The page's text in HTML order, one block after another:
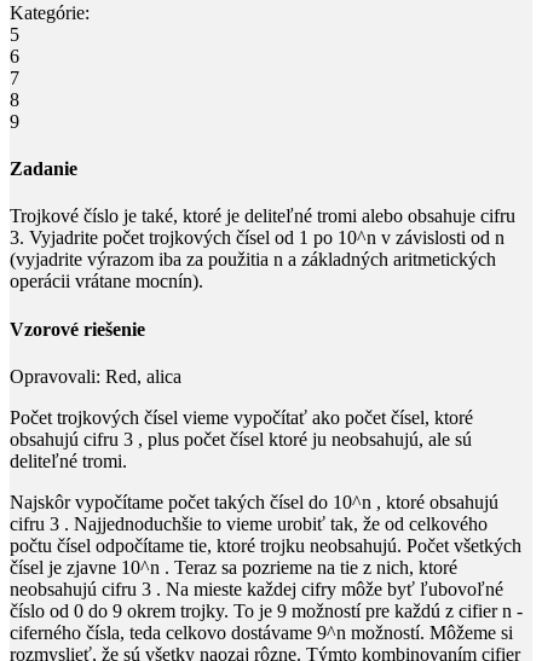
Kategórie:
5
6
7
8
9
Zadanie
Trojkové číslo je také, ktoré je deliteľné tromi alebo obsahuje cifru
3. Vyjadrite počet trojkových čísel od 1 po 10^n v závislosti od n
(vyjadrite výrazom iba za použitia n a základných aritmetických
operácii vrátane mocnín).
Vzorové riešenie
Opravovali: Red, alica
Počet trojkových čísel vieme vypočítať ako počet čísel, ktoré
obsahujú cifru 3 , plus počet čísel ktoré ju neobsahujú, ale sú
deliteľné tromi.
Najskôr vypočítame počet takých čísel do 10^n , ktoré obsahujú
cifru 3 . Najjednoduchšie to vieme urobiť tak, že od celkového
počtu čísel odpočítame tie, ktoré trojku neobsahujú. Počet všetkých
čísel je zjavne 10^n . Teraz sa pozrieme na tie z nich, ktoré
neobsahujú cifru 3 . Na mieste každej cifry môže byť ľubovoľné
číslo od 0 do 9 okrem trojky. To je 9 možností pre každú z cifiern -
ciferného čísla, teda celkovo dostávame 9^n možností. Môžeme si
rozmyslieť, že sú všetky naozaj rôzne. Týmto kombinovaním cifier